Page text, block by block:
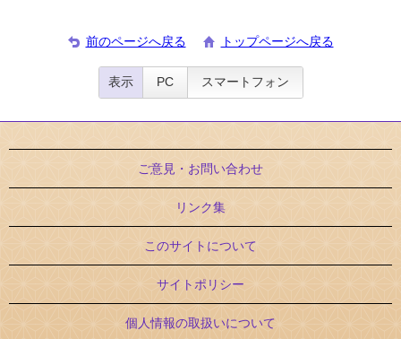
前のページへ戻る トップページへ戻る
表示 PC スマートフォン
ご意見・お問い合わせ
リンク集
このサイトについて
サイトポリシー
個人情報の取扱いについて